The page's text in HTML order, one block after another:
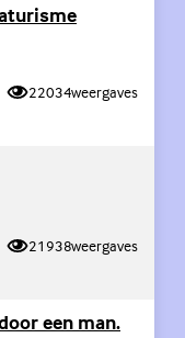
22034weergaves
21938weergaves
een man.